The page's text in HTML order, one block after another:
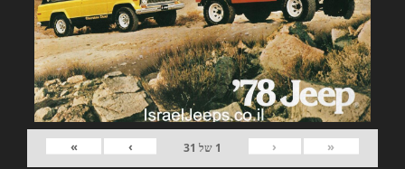
«
‹
1 של 31
›
»